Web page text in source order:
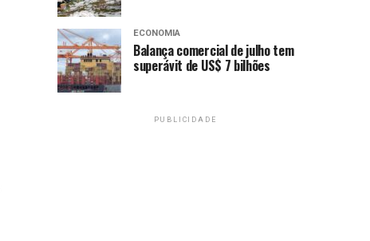
ECONOMIA
Balança comercial de julho tem
superávit de US$ 7 bilhões
PUBLICIDADE